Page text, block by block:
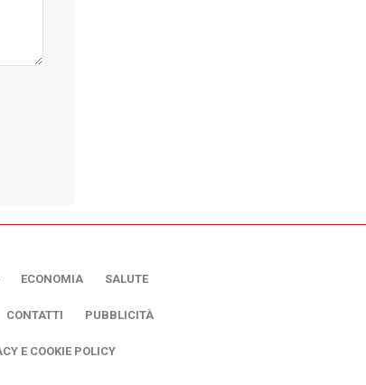
ECONOMIA SALUTE
CONTATTI PUBBLICITÀ
E COOKIE POLICY